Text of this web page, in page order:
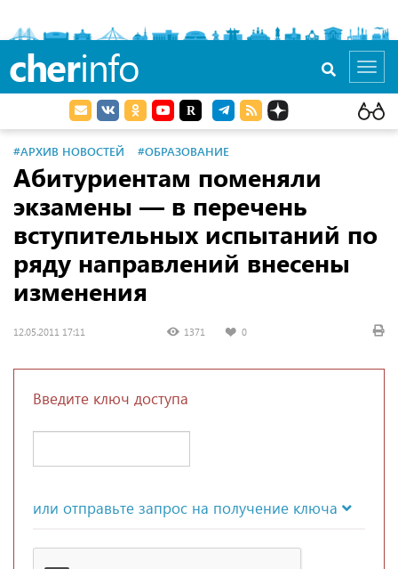
cherinfo
#АРХИВ НОВОСТЕЙ #ОБРАЗОВАНИЕ
Абитуриентам поменяли
экзамены — в перечень
вступительных испытаний по
ряду направлений внесены
изменения
12.05.2011 17:11 1371 0
Введите ключ доступа
или отправьте запрос на получение ключа